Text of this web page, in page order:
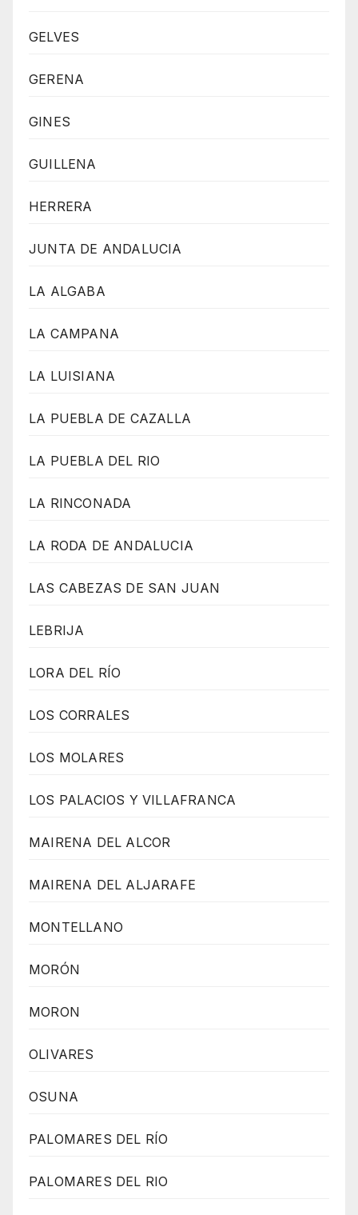
GELVES
GERENA
GINES
GUILLENA
HERRERA
JUNTA DE ANDALUCIA
LA ALGABA
LA CAMPANA
LA LUISIANA
LA PUEBLA DE CAZALLA
LA PUEBLA DEL RIO
LA RINCONADA
LA RODA DE ANDALUCIA
LAS CABEZAS DE SAN JUAN
LEBRIJA
LORA DEL RÍO
LOS CORRALES
LOS MOLARES
LOS PALACIOS Y VILLAFRANCA
MAIRENA DEL ALCOR
MAIRENA DEL ALJARAFE
MONTELLANO
MORÓN
MORON
OLIVARES
OSUNA
PALOMARES DEL RÍO
PALOMARES DEL RIO